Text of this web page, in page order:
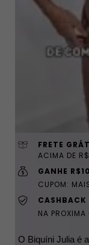
FRETE
ACIMA DE
GANHE
CUPOM:
CASHBACK
NA PROXIMA
O Biquíni Julia é